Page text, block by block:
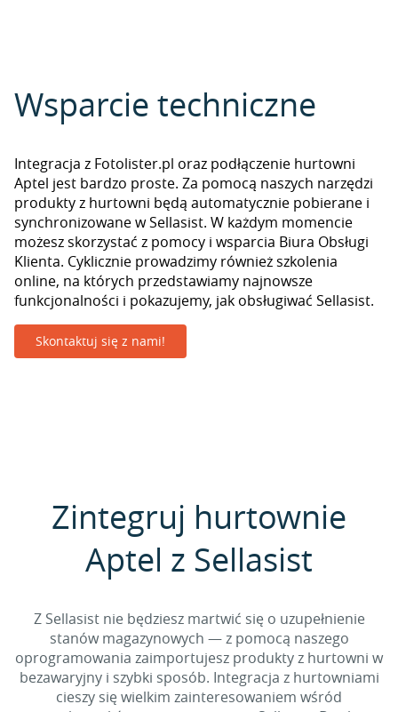
Wsparcie techniczne
Integracja z Fotolister.pl oraz podłączenie hurtowni
Aptel jest bardzo proste. Za pomocą naszych narzędzi
produkty z hurtowni będą automatycznie pobierane i
synchronizowane w Sellasist. W każdym momencie
możesz skorzystać z pomocy i wsparcia Biura Obsługi
Klienta. Cyklicznie prowadzimy również szkolenia
online, na których przedstawiamy najnowsze
funkcjonalności i pokazujemy, jak obsługiwać Sellasist.
Skontaktuj się z nami!
Zintegruj hurtownie
Aptel z Sellasist
Z Sellasist nie będziesz martwić się o uzupełnienie
stanów magazynowych — z pomocą naszego
oprogramowania zaimportujesz produkty z hurtowni w
bezawaryjny i szybki sposób. Integracja z hurtowniami
cieszy się wielkim zainteresowaniem wśród